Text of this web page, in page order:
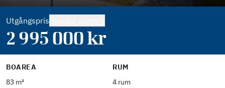
Utgångspris
2 995 000kr
BOAREA
83 m²
RUM
4 rum